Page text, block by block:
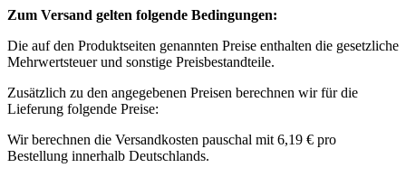
Zum Versand gelten folgende Bedingungen:
Die auf den Produktseiten genannten Preise enthalten die gesetzliche
Mehrwertsteuer und sonstige Preisbestandteile.
Zusätzlich zu den angegebenen Preisen berechnen wir für die
Lieferung folgende Preise:
Wir berechnen die Versandkosten pauschal mit 6,19 € pro
Bestellung innerhalb Deutschlands.